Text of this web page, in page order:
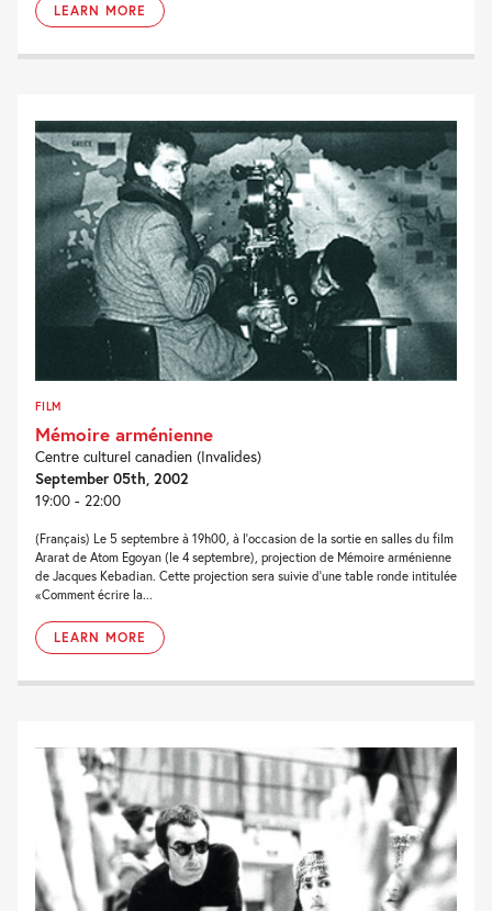
LEARN MORE
FILM
Mémoire arménienne
Centre culturel canadien (Invalides)
September 05th, 2002
19:00 - 22:00
(Français) Le 5 septembre à 19h00, à l'occasion de la sortie en salles du film
Ararat de Atom Egoyan (le 4 septembre), projection de Mémoire arménienne
de Jacques Kebadian. Cette projection sera suivie d'une table ronde intitulée
«Comment écrire la...
LEARN MORE